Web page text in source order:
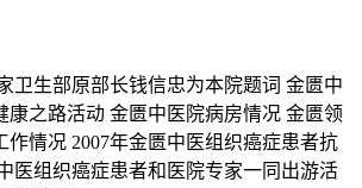
卫生部原部长钱信忠为本院题词 金匮中
康之路活动 金匮中医院病房情况 金匮领
作情况 2007年金匮中医组织癌症患者抗
医组织癌症患者和医院专家一同出游活